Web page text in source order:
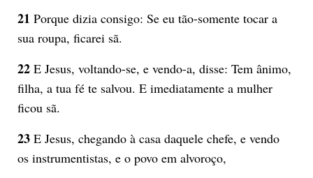
21 Porque dizia consigo: Se eu tão-somente tocar a
sua roupa, ficarei sã.
22E Jesus, voltando-se, e vendo-a, disse: Tem ânimo,
filha, a tua fé te salvou. E imediatamente a mulher
ficou sã.
23E Jesus, chegando à casa daquele chefe, e vendo
os instrumentistas, e o povo em alvoroço,